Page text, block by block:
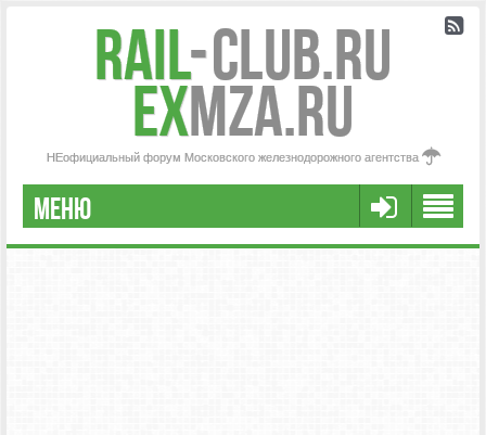
Rail-Club.RU
exMZA.RU
НЕофициальный форум Московского железнодорожного агентства
МЕНЮ
РЕГИСТРАЦИЯ